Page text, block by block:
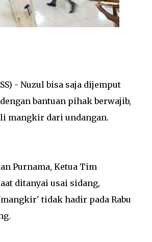
- Nuzul bisa saja dijemput
bantuan pihak berwajib,
mangkir dari undangan.
Purnama, Ketua Tim
ditanyai usai sidang,
tidak hadir pada Rabu